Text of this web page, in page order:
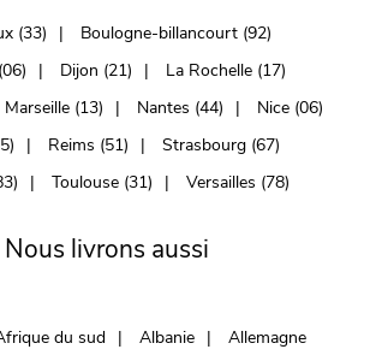
(33)
Boulogne-billancourt (92)
Dijon (21)
La Rochelle (17)
Marseille (13) Nantes (44)
Nice (06)
Reims (51)
Strasbourg (67)
Toulouse (31) Versailles (78)
Nous livrons aussi
du sud Albanie
Allemagne